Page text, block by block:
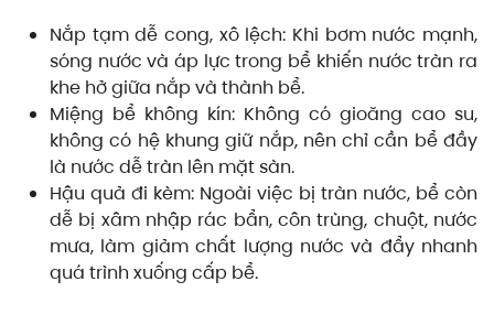
Nắp tạm dễ cong, xô lệch: Khi bơm nước mạnh,
sóng nước và áp lực trong bể khiến nước tràn ra
khe hở giữa nắp và thành bể.
Miệng bể không kín: Không có gioăng cao su,
không có hệ khung giữ nắp, nên chỉ cần bể đầy
là nước dễ tràn lên mặt sàn.
Hậu quả đi kèm: Ngoài việc bị tràn nước, bể còn
dễ bị xâm nhập rác bẩn, côn trùng, chuột, nước
mưa, làm giảm chất lượng nước và đẩy nhanh
quá trình xuống cấp bể.